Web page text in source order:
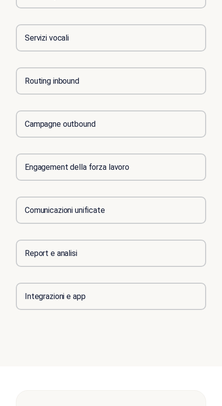
Servizi vocali
Routing inbound
Campagne outbound
Engagement della forza lavoro
Comunicazioni unificate
Report e analisi
Integrazioni e app